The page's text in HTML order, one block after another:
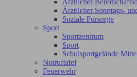
Ärztlicher
Ärztlicher Sonntags-
Soziale Fürsorge
Sport
Sportzentrum
Sport
Schulsportgelände
Notruftafel
Feuerwehr